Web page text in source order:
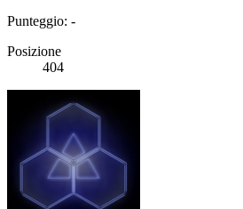
Punteggio: -
Posizione
404